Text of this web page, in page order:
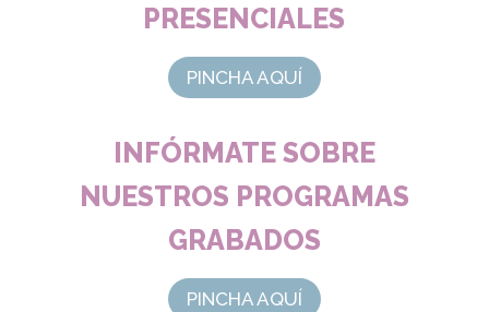
PRESENCIALES
PINCHA AQUÍ
INFÓRMATE SOBRE
NUESTROS PROGRAMAS
GRABADOS
PINCHA AQUÍ